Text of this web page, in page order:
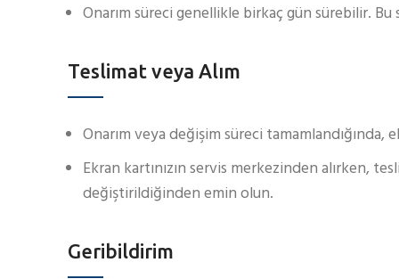
Onarım süreci genellikle birkaç gün sürebilir.
Teslimat veya Alım
Onarım veya değişim süreci
Ekran kartınızın servis merkezinden alırken,
değiştirildiğinden emin olun.
Geribildirim